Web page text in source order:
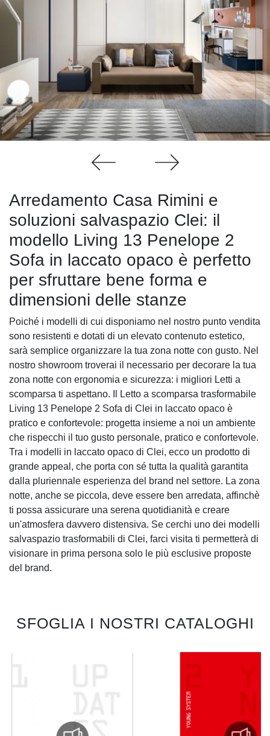
Arredamento Casa Rimini e
soluzioni salvaspazio Clei: il
modello Living 13 Penelope 2
Sofa in laccato opaco è perfetto
per sfruttare bene forma e
dimensioni delle stanze
Poiché i modelli di cui disponiamo nel nostro punto vendita
sono resistenti e dotati di un elevato contenuto estetico,
sarà semplice organizzare la tua zona notte con gusto. Nel
nostro showroom troverai il necessario per decorare la tua
zona notte con ergonomia e sicurezza: i migliori Letti a
scomparsa ti aspettano. Il Letto a scomparsa trasformabile
Living 13 Penelope 2 Sofa di Clei in laccato opaco è
pratico e confortevole: progetta insieme a noi un ambiente
che rispecchi il tuo gusto personale, pratico e confortevole.
Tra i modelli in laccato opaco di Clei, ecco un prodotto di
grande appeal, che porta con sé tutta la qualità garantita
dalla pluriennale esperienza del brand nel settore. La zona
notte, anche se piccola, deve essere ben arredata, affinchè
ti possa assicurare una serena quotidianità e creare
un'atmosfera davvero distensiva. Se cerchi uno dei modelli
salvaspazio trasformabili di Clei, farci visita ti permetterà di
visionare in prima persona solo le più esclusive proposte
del brand.
SFOGLIA I NOSTRI CATALOGHI